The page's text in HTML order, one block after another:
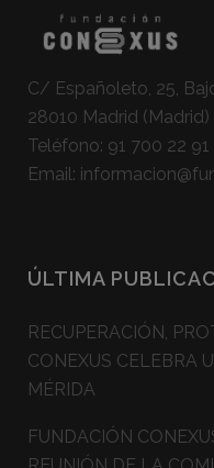
C/ Españoleto, 25,
28010 Madrid (Madrid)
Teléfono: 91 700 22 91
Email:
ÚLTIMA
RECUPERACIÓN,
CONEXUS CELEBRA
MÉRIDA
FUNDACIÓN